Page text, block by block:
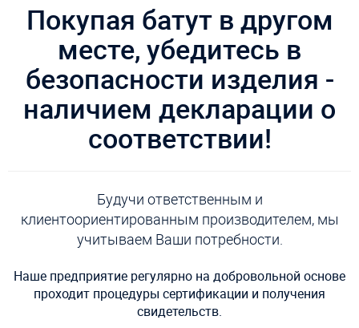
Покупая батут в другом
месте, убедитесь в
безопасности изделия -
наличием декларации о
соответствии!
Будучи ответственным и
клиентоориентированным производителем, мы
учитываем Ваши потребности.
Наше предприятие регулярно на добровольной основе
проходит процедуры сертификации и получения
свидетельств.